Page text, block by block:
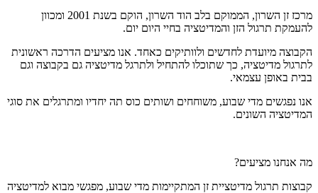
מרכז זן השרון, הממוקם בלב הוד השרון, הוקם בשנת 2001 ומכוון
להעמקת תרגול הזן והמדיטציה בחיי היום יום.
הקבוצה מיועדת לחדשים ולוותיקים כאחד. אנו מציעים הדרכה ראשונית
לתרגול מדיטציה, כך שתוכלו להתחיל ולתרגל מדיטציה גם בקבוצה וגם
בבית באופן עצמאי.
אנו נפגשים מדי שבוע, משוחחים ושותים כוס תה יחדיו ומתרגלים את סוגי
המדיטציה השונים.
מה אנחנו מציעים?